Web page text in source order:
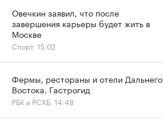
Овечкин заявил, что после
завершения карьеры будет жить в
Москве
Спорт, 15:02
Фермы, рестораны и отели Дальнего
Востока. Гастрогид
РБК и РСХБ, 14:48